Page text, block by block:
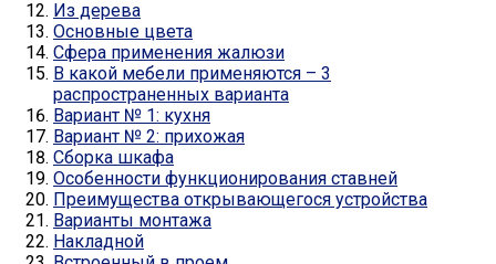
Из дерева
Основные цвета
Сфера применения жалюзи
В какой мебели применяются – 3
распространенных варианта
Вариант № 1: кухня
Вариант № 2: прихожая
Сборка шкафа
Особенности функционирования ставней
Преимущества открывающегося устройства
Варианты монтажа
Накладной